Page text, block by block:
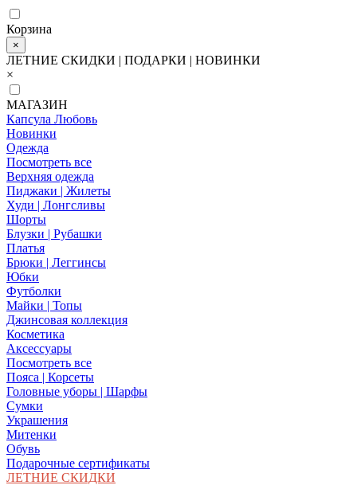
Корзина
×
ЛЕТНИЕ СКИДКИ | ПОДАРКИ | НОВИНКИ
×
МАГАЗИН
Капсула Любовь
Новинки
Одежда
Посмотреть все
Верхняя одежда
Пиджаки | Жилеты
Худи | Лонгсливы
Шорты
Блузки | Рубашки
Платья
Брюки | Леггинсы
Юбки
Футболки
Майки | Топы
Джинсовая коллекция
Косметика
Аксессуары
Посмотреть все
Пояса | Корсеты
Головные уборы | Шарфы
Сумки
Украшения
Митенки
Обувь
Подарочные сертификаты
ЛЕТНИЕ СКИДКИ